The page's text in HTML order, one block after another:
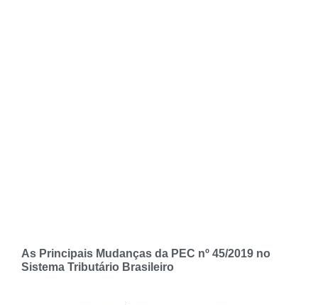
As Principais Mudanças da PEC nº 45/2019 no
Sistema Tributário Brasileiro